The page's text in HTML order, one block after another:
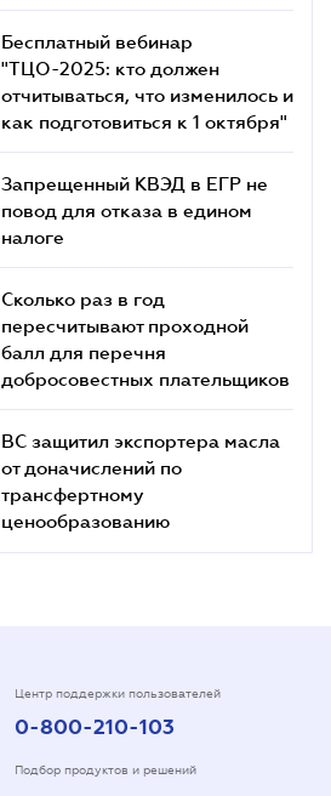
Бесплатный вебинар
"ТЦО-2025: кто должен
отчитываться, что изменилось и
как подготовиться к 1 октября"
Запрещенный КВЭД в ЕГР не
повод для отказа в едином
налоге
Сколько раз в год
пересчитывают проходной
балл для перечня
добросовестных плательщиков
ВС защитил экспортера масла
от доначислений по
трансфертному
ценообразованию
Центр поддержки пользователей
0-800-210-103
Подбор продуктов и решений